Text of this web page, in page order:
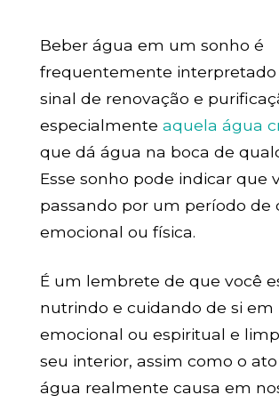
Beber água em um sonho é
frequentemente
sinal de renovação e
especialmente aquela água
que dá água na boca de
Esse sonho pode indicar que
passando por um período de
emocional ou física.
É um lembrete de que você
nutrindo e cuidando de si em
emocional ou espiritual e
seu interior, assim como o
água realmente causa em